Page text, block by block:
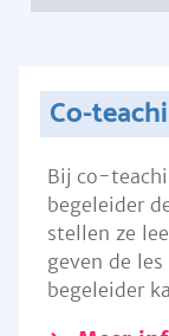
Co-
Bij co-
begeleider
stellen ze
geven de
begeleider